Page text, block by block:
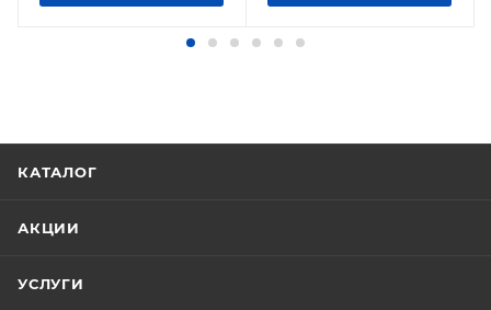
КАТАЛОГ
АКЦИИ
УСЛУГИ